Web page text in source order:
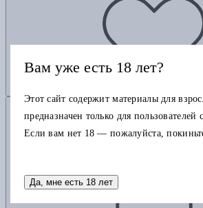
Добавить в корзину
Вам уже есть 18 лет?
Этот сайт содержит материалы для
предназначен только для пользователей
Если вам нет 18 — пожалуйста,
Да, мне есть 18 лет